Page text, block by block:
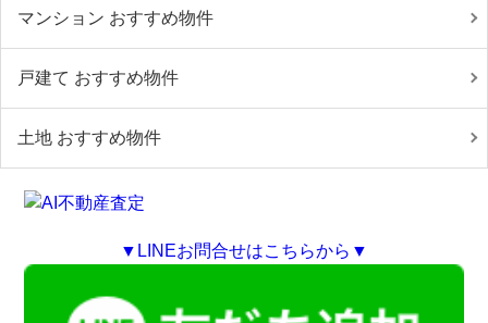
マンション おすすめ物件
戸建て おすすめ物件
土地 おすすめ物件
▼LINEお問合せはこちらから▼